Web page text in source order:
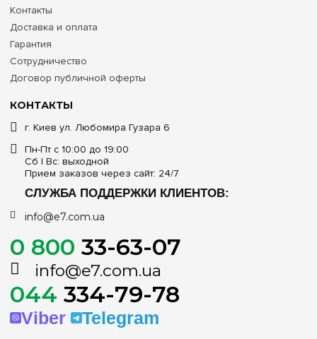
КОНТАКТЫ
г. Киев ул. Любомира Гузара 6
Пн-Пт с 10:00 до 19:00
Сб | Вс: выходной
Прием заказов через сайт: 24/7
СЛУЖБА ПОДДЕРЖКИ КЛИЕНТОВ:
info@e7.com.ua
0 800 33-63-07
info@e7.com.ua
044 334-79-78
Viber Telegram
Контакты
Доставка и оплата
Гарантия
Сотрудничество
Договор публичной оферты